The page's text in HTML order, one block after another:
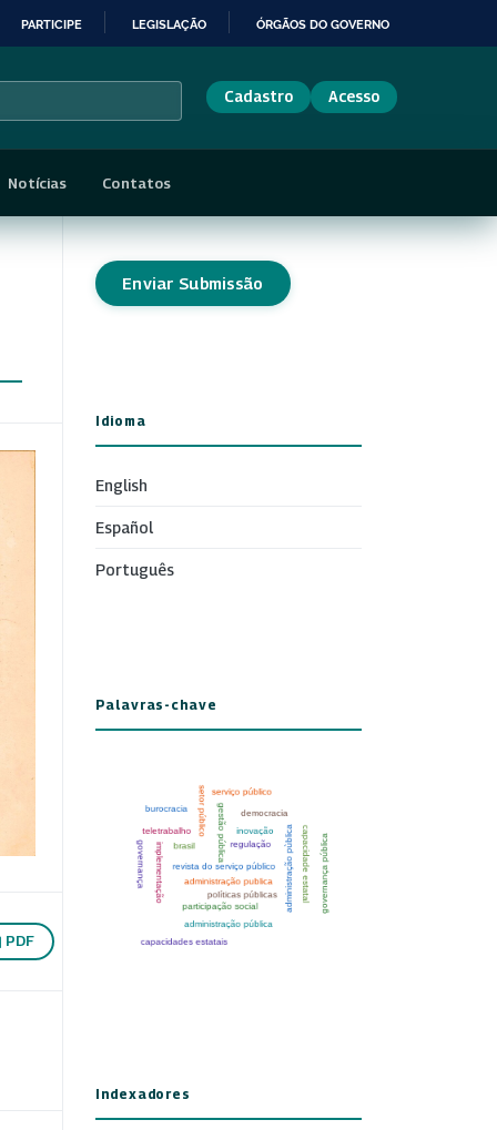
PARTICIPE LEGISLAÇÃO ÓRGÃOS DO GOVERNO
Cadastro Acesso
Notícias Contatos
PDF
Enviar Submissão
Idioma
English
Español
Português
Palavras-chave
Indexadores